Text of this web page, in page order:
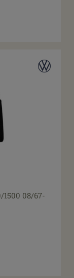
1500 08/67-